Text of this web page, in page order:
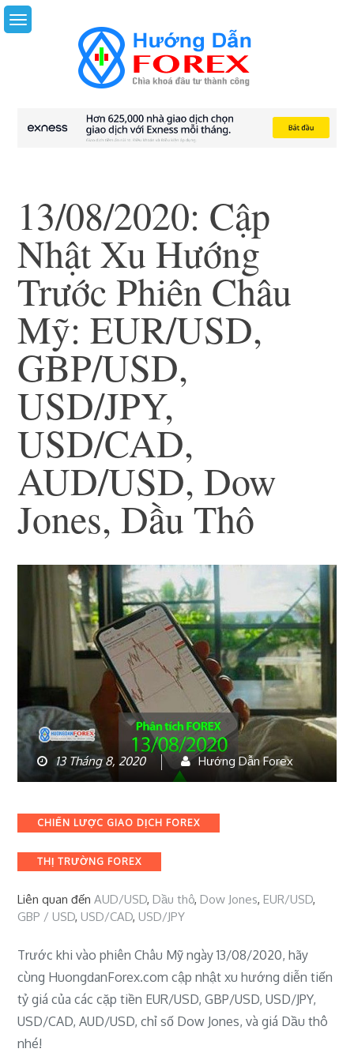
Skip
to
13/08/2020: Cập
Nhật Xu Hướng
Trước Phiên Châu
Mỹ: EUR/USD,
GBP/USD,
USD/JPY,
USD/CAD,
AUD/USD, Dow
Jones, Dầu Thô
13 Tháng 8, 2020 Hướng Dẫn Forex
Categories
CHIẾN LƯỢC GIAO DỊCH FOREX
THỊ TRƯỜNG FOREX
Liên quan đếnAUD/USD,Dầu thô,Dow Jones,EUR/USD,
GBP / USD,USD/CAD,USD/JPY
Trước khi vào phiên Châu Mỹ ngày 13/08/2020, hãy
cùng HuongdanForex.com cập nhật xu hướng diễn tiến
tỷ giá của các cặp tiền EUR/USD, GBP/USD, USD/JPY,
USD/CAD, AUD/USD, chỉ số Dow Jones, và giá Dầu thô
nhé!